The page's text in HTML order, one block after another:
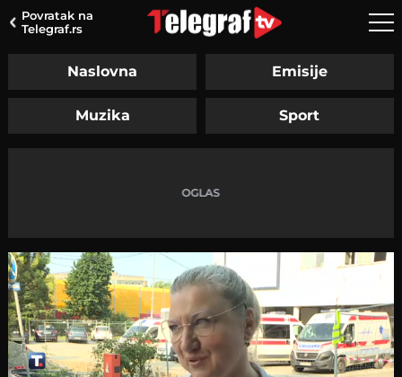
Povratak na
Telegraf.rs
Naslovna Emisije
Muzika Sport